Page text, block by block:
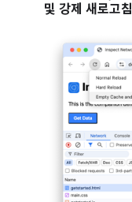
및 강제 새로고침